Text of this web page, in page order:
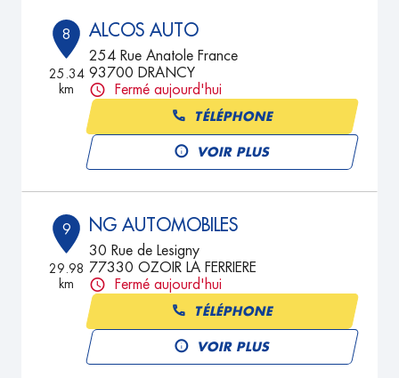
8
25.34
km
ALCOS AUTO
254 Rue Anatole France
93700 DRANCY
Fermé aujourd'hui
TÉLÉPHONE
VOIR PLUS
9
29.98
km
NG AUTOMOBILES
30 Rue de Lesigny
77330 OZOIR LA FERRIERE
Fermé aujourd'hui
TÉLÉPHONE
VOIR PLUS